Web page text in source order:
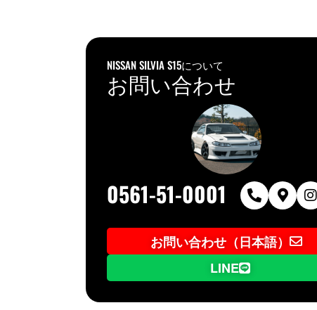
NISSAN SILVIA S15について
お問い合わせ
0561-51-0001
お問い合わせ（日本語）
LINE